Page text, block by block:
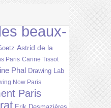
beaux-
Astrid de la
Paris Carine Tissot
Phal Drawing Lab
Now Paris
Paris